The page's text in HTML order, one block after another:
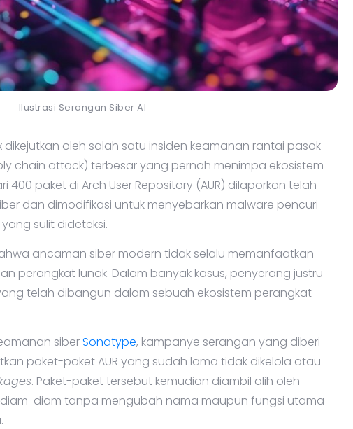
Ilustrasi Serangan Siber AI
dikejutkan oleh salah satu insiden keamanan rantai pasok
chain attack) terbesar yang pernah menimpa ekosistem
400 paket di Arch User Repository (AUR) dilaporkan telah
dan dimodifikasi untuk menyebarkan malware pencuri
sulit dideteksi.
ancaman siber modern tidak selalu memanfaatkan
perangkat lunak. Dalam banyak kasus, penyerang justru
telah dibangun dalam sebuah ekosistem perangkat
siberSonatype, kampanye serangan yang diberi
paket-paket AUR yang sudah lama tidak dikelola atau
. Paket-paket tersebut kemudian diambil alih oleh
diam tanpa mengubah nama maupun fungsi utama